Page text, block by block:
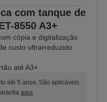
com tanque de
8550 A3+
cópia e digitalização
custo ultrarreduzido
até A3+
até 5 anos. São aplicáveis
aqui